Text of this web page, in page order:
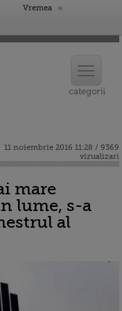
Vremea
11 noiembrie 2016 11:28 / 9369
vizualizari
mare
lume, s-a
al